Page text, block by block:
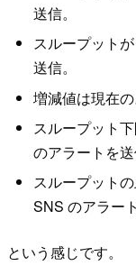
送信。
スループット
送信。
増減値は現在
スループット
のアラートを送
スループット
SNS のアラー
という感じです。